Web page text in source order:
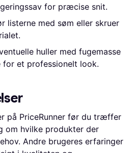
for præcise snit.
listerne med søm eller skruer
huller med fugemasse
for et professionelt look.
på PriceRunner før du træffer
om hvilke produkter der
Andre brugeres erfaringer